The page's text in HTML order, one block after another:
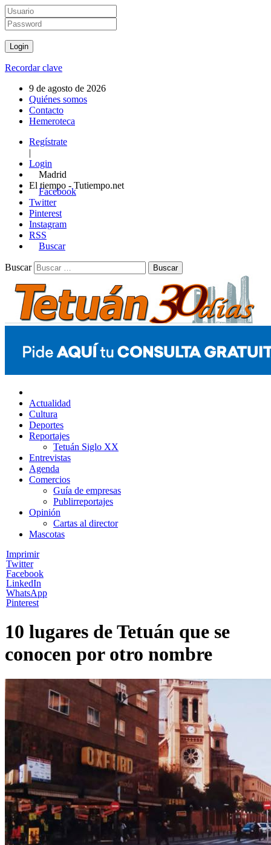
Recordar clave
9 de agosto de 2026
Quiénes somos
Contacto
Hemeroteca
Regístrate
|
Login
Madrid
El tiempo - Tutiempo.net
Facebook
Twitter
Pinterest
Instagram
RSS
Buscar
Buscar
Actualidad
Cultura
Deportes
Reportajes
Tetuán Siglo XX
Entrevistas
Agenda
Comercios
Guía de empresas
Publirreportajes
Opinión
Cartas al director
Mascotas
Imprimir
Twitter
Facebook
LinkedIn
WhatsApp
Pinterest
10 lugares de Tetuán que se
conocen por otro nombre